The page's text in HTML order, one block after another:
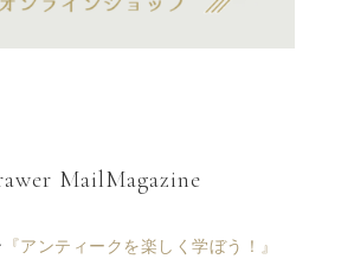
MailMagazine
『アンティークを楽しく学ぼう！』